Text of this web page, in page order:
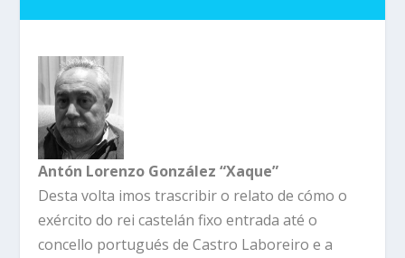
Antón Lorenzo González “Xaque”
Desta volta imos trascribir o relato de cómo o
exército do rei castelán fixo entrada até o
concello portugués de Castro Laboreiro e a